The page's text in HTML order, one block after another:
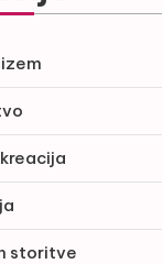
storitve